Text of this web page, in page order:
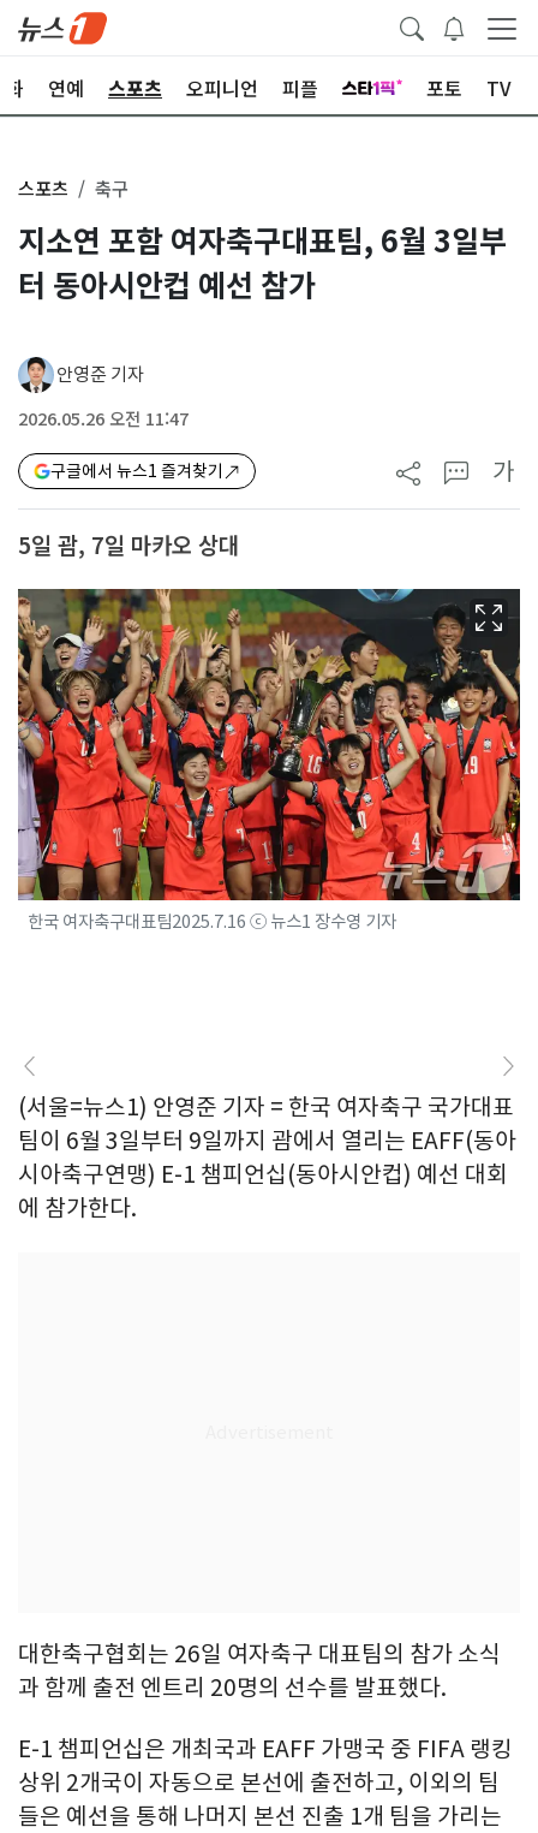
화 연예 스포츠 오피니언 피플 포토 TV
스포츠 축구
지소연 포함 여자축구대표팀, 6월 3일부
터 동아시안컵 예선 참가
안영준 기자
2026.05.26 오전 11:47
구글에서 뉴스1 즐겨찾기 가
5일 괌, 7일 마카오 상대
한국 여자축구대표팀2025.7.16 ⓒ 뉴스1 장수영 기자
(서울=뉴스1) 안영준 기자 = 한국 여자축구 국가대표
팀이 6월 3일부터 9일까지 괌에서 열리는 EAFF(동아
시아축구연맹) E-1 챔피언십(동아시안컵) 예선 대회
에 참가한다.
대한축구협회는 26일 여자축구 대표팀의 참가 소식
과 함께 출전 엔트리 20명의 선수를 발표했다.
E-1 챔피언십은 개최국과 EAFF 가맹국 중 FIFA 랭킹
상위 2개국이 자동으로 본선에 출전하고, 이외의 팀
들은 예선을 통해 나머지 본선 진출 1개 팀을 가리는